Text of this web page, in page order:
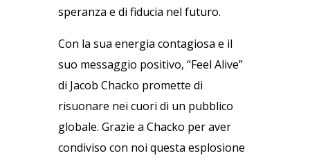
speranza e di fiducia nel futuro.
Con la sua energia contagiosa e il
suo messaggio positivo, “Feel Alive”
di Jacob Chacko promette di
risuonare nei cuori di un pubblico
globale. Grazie a Chacko per aver
condiviso con noi questa esplosione